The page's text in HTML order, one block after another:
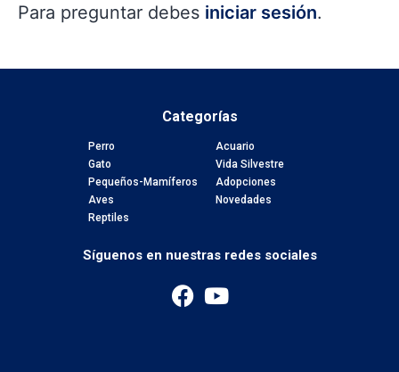
Para preguntar debes iniciar sesión.
Categorías
Perro
Gato
Pequeños-Mamíferos
Aves
Reptiles
Acuario
Vida Silvestre
Adopciones
Novedades
Síguenos en nuestras redes sociales